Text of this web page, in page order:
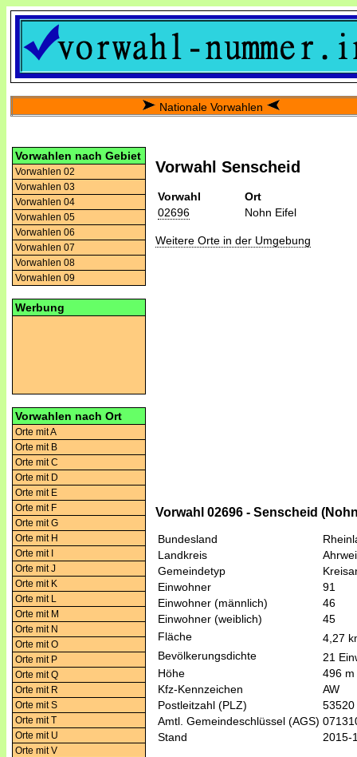
Nationale Vorwahlen
Vorwahlen nach Gebiet
Vorwahlen 02
Vorwahlen 03
Vorwahlen 04
Vorwahlen 05
Vorwahlen 06
Vorwahlen 07
Vorwahlen 08
Vorwahlen 09
Werbung
Vorwahlen nach Ort
Orte mit A
Orte mit B
Orte mit C
Orte mit D
Orte mit E
Orte mit F
Orte mit G
Orte mit H
Orte mit I
Orte mit J
Orte mit K
Orte mit L
Orte mit M
Orte mit N
Orte mit O
Orte mit P
Orte mit Q
Orte mit R
Orte mit S
Orte mit T
Orte mit U
Orte mit V
Vorwahl Senscheid
Vorwahl
Ort
02696
Nohn Eifel
Weitere Orte in der Umgebung
Vorwahl 02696 - Senscheid
Bundesland
Landkreis
Gemeindetyp
Einwohner
91
Einwohner (männlich)
46
Einwohner (weiblich)
45
Fläche
4,27
Bevölkerungsdichte
21
Höhe
496 m
Kfz-Kennzeichen
AW
Postleitzahl (PLZ)
53520
Amtl. Gemeindeschlüssel (AGS)
Stand
2015-